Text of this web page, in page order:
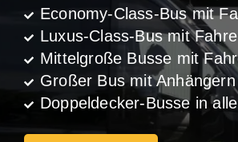
Economy-Class-Bus mit
Luxus-Class-Bus mit
Mittelgroße Busse mit
Großer Bus mit
Doppeldecker-Busse in